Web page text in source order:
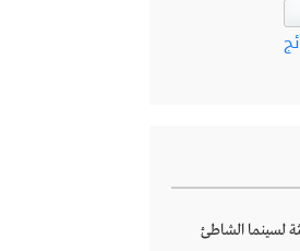
لسينما الشاطئ